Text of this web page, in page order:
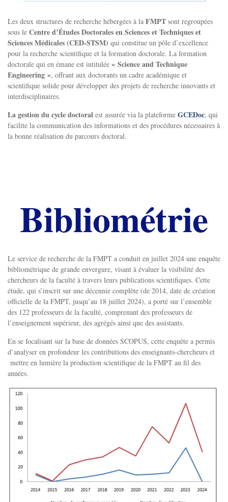
Les deux structures de recherche hébergées à la FMPT sont regroupées
sous le Centre d’Études Doctorales en Sciences et Techniques et
Sciences Médicales (CED-STSM) qui constitue un pôle d’excellence
pour la recherche scientifique et la formation doctorale. La formation
doctorale qui en émane est intitulée « Science and Technique
Engineering », offrant aux doctorants un cadre académique et
scientifique solide pour développer des projets de recherche innovants et
interdisciplinaires.
La gestion du cycle doctoral est assurée via la plateforme GCEDoc, qui
facilite la communication des informations et des procédures nécessaires à
la bonne réalisation du parcours doctoral.
Bibliométrie
Le service de recherche de la FMPT a conduit en juillet 2024 une enquête
bibliométrique de grande envergure, visant à évaluer la visibilité des
chercheurs de la faculté à travers leurs publications scientifiques. Cette
étude, qui s’inscrit sur une décennie complète (de 2014, date de création
officielle de la FMPT, jusqu’au 18 juillet 2024), a porté sur l’ensemble
des 122 professeurs de la faculté, comprenant des professeurs de
l’enseignement supérieur, des agrégés ainsi que des assistants.
En se focalisant sur la base de données SCOPUS, cette enquête a permis
d’analyser en profondeur les contributions des enseignants-chercheurs et
mettre en lumière la production scientifique de la FMPT au fil des
années.